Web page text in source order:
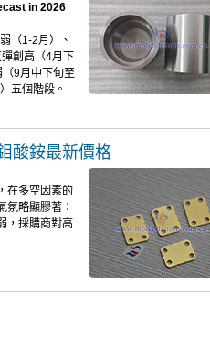
in 2026
（1-2月）、
創高（4月下
9月中下旬至
五個階段。
酸銨最新價格
在多空因素的
氛略顯膠著：
，採購商對高